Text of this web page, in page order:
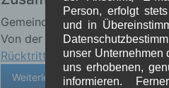
Gemeinderäte und ihre
Von der
Vereidigung von
Rücktritt von Julia
Weiterlesen
Person, erfolgt
und in
unser Unternehmen
uns erhobenen,
informieren.